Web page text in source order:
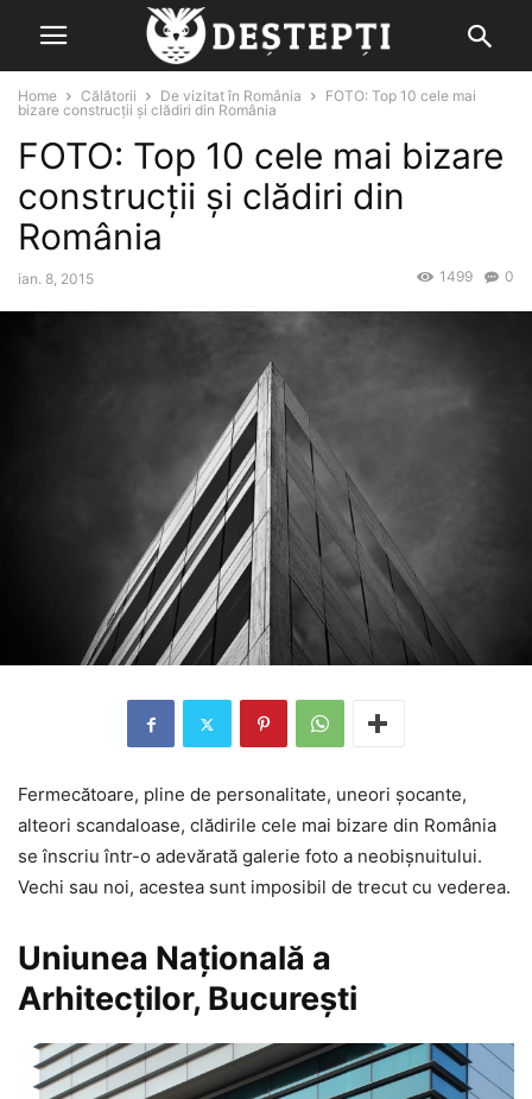
Home Călătorii De vizitat în România
FOTO: Top 10 cele mai
bizare construcții și clădiri din România
FOTO: Top 10 cele mai bizare
construcții și clădiri din
România
ian. 8, 2015 0
1499
Fermecătoare, pline de personalitate, uneori șocante,
alteori scandaloase, clădirile cele mai bizare din România
se înscriu într-o adevărată galerie foto a neobișnuitului.
Vechi sau noi, acestea sunt imposibil de trecut cu vederea.
Uniunea Națională a
Arhitecților, București